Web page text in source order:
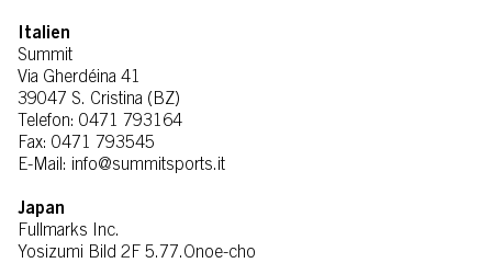
Italien
Summit
Via Gherdéina 41
39047 S. Cristina (BZ)
Telefon: 0471 793164
Fax: 0471 793545
E-Mail: info@summitsports.it
Japan
Fullmarks Inc.
Yosizumi Bild 2F 5.77.Onoe-cho